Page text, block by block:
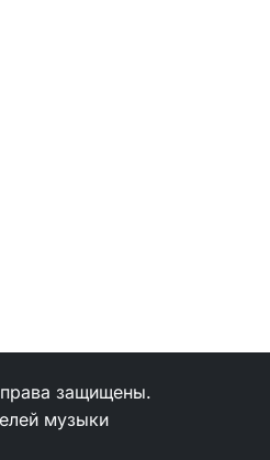
защищены.
музыки